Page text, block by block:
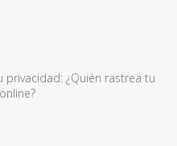
privacidad: ¿Quién rastrea tu